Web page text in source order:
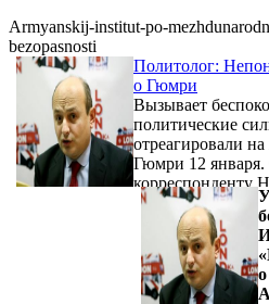
Armyanskij-institut-po-
bezopasnosti
Политолог:
о Гюмри
Вызывает
политические
отреагировали
Гюмри 12 января.
корреспонденту
NEWS.am
института по
безопасности